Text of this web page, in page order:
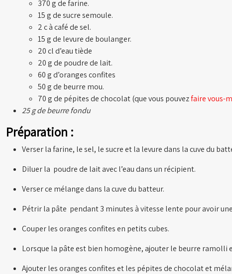
370 g de farine.
15 g de sucre semoule.
2 c à café de sel.
15 g de levure de boulanger.
20 cl d’eau tiède
20 g de poudre de lait.
60 g d’oranges confites
50 g de beurre mou.
70 g de pépites de chocolat (que vous pouvezfaire vous-
25 g de beurre fondu
Préparation :
Verser la farine, le sel, le sucre et la levure dans la cuve du
Diluer la poudre de lait avec l’eau dans un récipient.
Verser ce mélange dans la cuve du batteur.
Pétrir la pâte pendant 3 minutes à vitesse lente pour avoir
Couper les oranges confites en petits cubes.
Lorsque la pâte est bien homogène, ajouter le beurre ramolli
Ajouter les oranges confites et les pépites de chocolat et